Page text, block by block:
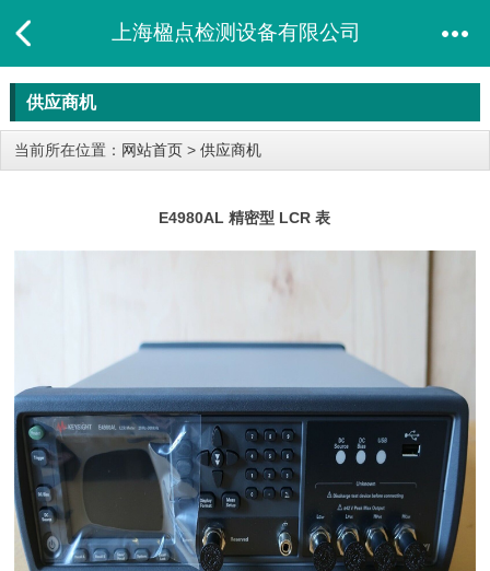
上海楹点检测设备有限公司
供应商机
当前所在位置： 网站首页 > 供应商机
E4980AL 精密型 LCR 表